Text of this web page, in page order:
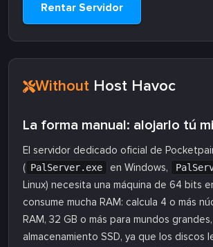
Rentar Servidor
Without Host Havoc
La forma manual: alojarlo tú
El servidor dedicado oficial de
( PalServer.exe en Windows,
Linux) necesita una máquina de 64 bits
consume mucha RAM: calcula 4 o más
RAM, 32 GB o más para mundos
almacenamiento SSD, ya que los discos